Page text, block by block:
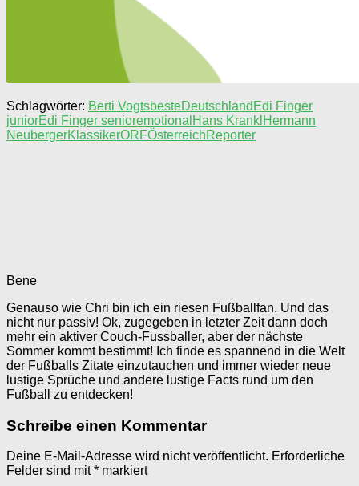
Schlagwörter: Berti VogtsbesteDeutschland Edi Finger
juniorEdi Finger senioremotional Hans Krankl Hermann
NeubergerKlassikerORFÖsterreichReporter
Bene
Genauso wie Chri bin ich ein riesen Fußballfan. Und das
nicht nur passiv! Ok, zugegeben in letzter Zeit dann doch
mehr ein aktiver Couch-Fussballer, aber der nächste
Sommer kommt bestimmt! Ich finde es spannend in die Welt
der Fußballs Zitate einzutauchen und immer wieder neue
lustige Sprüche und andere lustige Facts rund um den
Fußball zu entdecken!
Schreibe einen Kommentar
Deine E-Mail-Adresse wird nicht veröffentlicht. Erforderliche
Felder sind mit* markiert